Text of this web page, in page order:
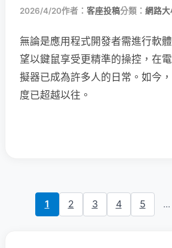
2026/4/20作者： 客座投稿分類： 網路大
無論是應用程式開發者需進行軟
望以鍵鼠享受更精準的操控，在
擬器已成為許多人的日常。如今
度已超越以往。
1 2 3 4 5 ...